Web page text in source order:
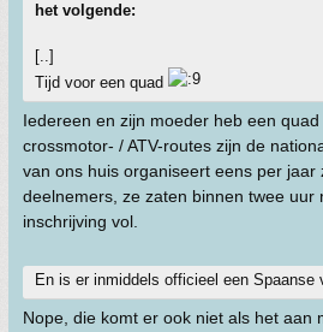
het volgende:
[..]
Tijd voor een quad
Iedereen en zijn moeder heb een
crossmotor- / ATV-routes zijn de
van ons huis organiseert eens per jaar
deelnemers, ze zaten binnen twee uur
inschrijving vol.
En is er inmiddels officieel een Spaanse
Nope, die komt er ook niet als het aan